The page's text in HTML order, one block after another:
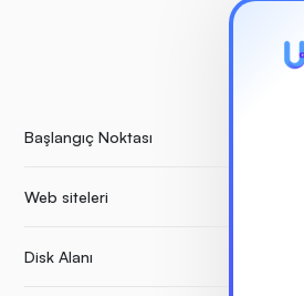
Başlangıç Noktası
Web siteleri
Disk Alanı